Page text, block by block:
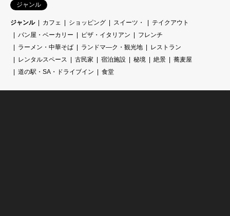
ジャンル
ジャンル カフェ ショッピング スイーツ・
テイクアウト
パン屋・ベーカリー
ピザ・イタリアン
フレンチ
ラーメン・中華そば
ランドマ―ク・観光地
レストラン
レンタルスペース
古民家 宿泊施設 秘境 絶景
蕎麦屋
道の駅・SA・ドライブイン
食堂